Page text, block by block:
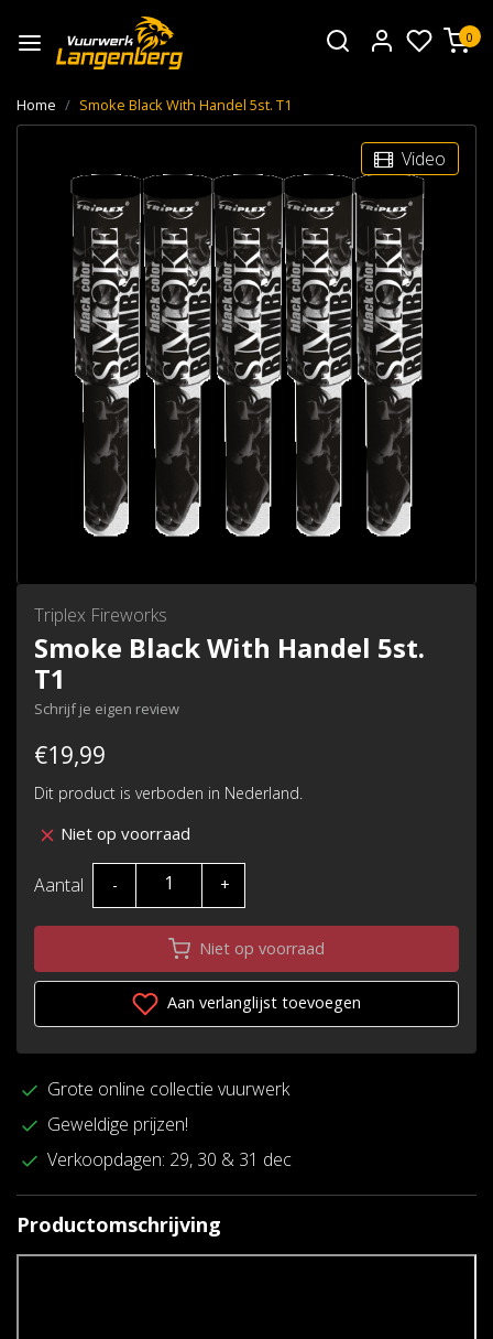
0
Home Smoke Black With Handel 5st. T1
Video
Triplex Fireworks
Smoke Black With Handel 5st.
T1
Schrijf je eigen review
€19,99
Dit product is verboden in Nederland.
Niet op voorraad
Aantal - +
Niet op voorraad
Aan verlanglijst toevoegen
Grote online collectie vuurwerk
Geweldige prijzen!
Verkoopdagen: 29, 30 & 31 dec
Productomschrijving